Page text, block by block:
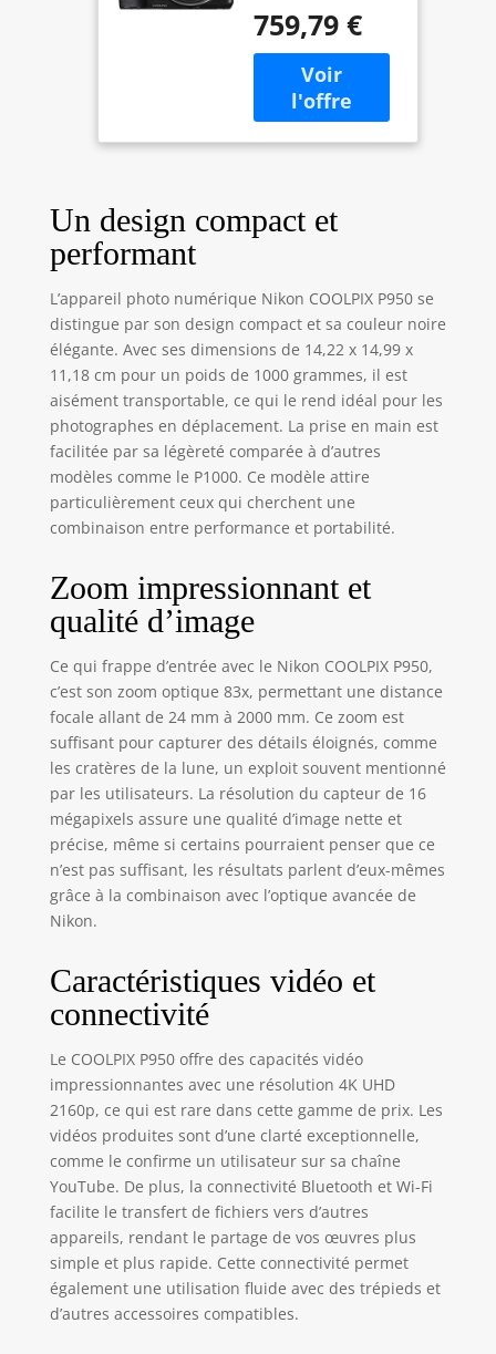
COOLPIX P950
dispose d'un zoom
optique 83x/zoom
fin dynamique
166x Modes
oiseaux et lune
une prise de vue
simple ; COOLPIX
vidéos 4K UHD ;
longueur focale
maximale : 2000 ;
résolution de
capture vidéo : 4K
UHD 2160p
Technologie de
capteur photo :
CMOS ;
technologie de
communication
Supports
Nikon F
759,79 €
Un design compact et
performant
L’appareil photo numérique Nikon COOLPIX P950 se
distingue par son design compact et sa couleur noire
élégante. Avec ses dimensions de 14,22 x 14,99 x
11,18 cm pour un poids de 1000 grammes, il est
aisément transportable, ce qui le rend idéal pour les
photographes en déplacement. La prise en main est
facilitée par sa légèreté comparée à d’autres
modèles comme le P1000. Ce modèle attire
particulièrement ceux qui cherchent une
combinaison entre performance et portabilité.
Zoom impressionnant et
qualité d’image
Ce qui frappe d’entrée avec le Nikon COOLPIX P950,
c’est son zoom optique 83x, permettant une distance
focale allant de 24 mm à 2000 mm. Ce zoom est
suffisant pour capturer des détails éloignés, comme
les cratères de la lune, un exploit souvent mentionné
par les utilisateurs. La résolution du capteur de 16
mégapixels assure une qualité d’image nette et
précise, même si certains pourraient penser que ce
n’est pas suffisant, les résultats parlent d’eux-mêmes
grâce à la combinaison avec l’optique avancée de
Nikon.
Caractéristiques vidéo et
connectivité
Le COOLPIX P950 offre des capacités vidéo
impressionnantes avec une résolution 4K UHD
2160p, ce qui est rare dans cette gamme de prix. Les
vidéos produites sont d’une clarté exceptionnelle,
comme le confirme un utilisateur sur sa chaîne
YouTube. De plus, la connectivité Bluetooth et Wi-Fi
facilite le transfert de fichiers vers d’autres
appareils, rendant le partage de vos œuvres plus
simple et plus rapide. Cette connectivité permet
également une utilisation fluide avec des trépieds et
d’autres accessoires compatibles.